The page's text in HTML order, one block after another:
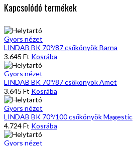
Kapcsolódó termékek
Gyors nézet
LINDAB BK 70°/87 csőkönyök Barna
3.645 Ft Kosrába
Gyors nézet
LINDAB BK 70°/87 csőkönyök Amet
3.645 Ft Kosrába
Gyors nézet
LINDAB BK 70°/100 csőkönyök Magestic
4.724Ft Kosrába
Gyors nézet